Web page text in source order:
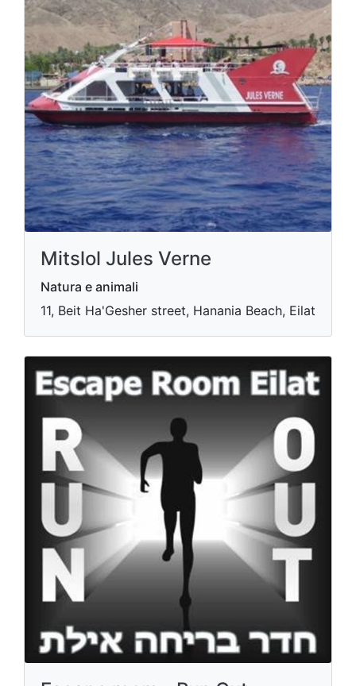
Mitslol Jules Verne
Natura e animali
11, Beit Ha'Gesher street, Hanania Beach, Eilat